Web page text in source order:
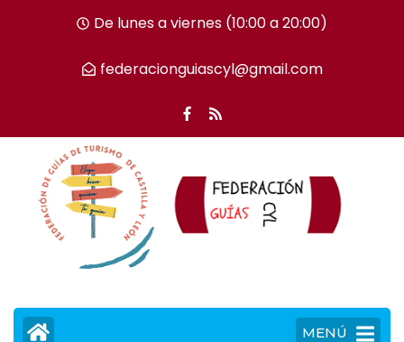
tecla
De lunes a viernes (10:00 a 20:00)
federacionguiascyl@gmail.com
MENÚ